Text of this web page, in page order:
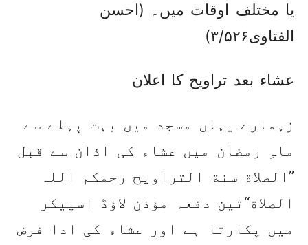
یا مختلف اوقات میں۔ (احسن
الفتاوی۳/۵۲۶)
عشاء بعد تراویح کا اعلان
زہمارے یہاں مسجد میں بہت پہلے سے
ماہِ رمضان میں عشاء کی اذان سے قبل
’’الصلاة سنة التراویح رحمکم اللہ
الصلاة‘‘تین دفعہ مؤذن لاؤڈ اسپیکر
میں پکارتا ہے اور عشاء کی ادا فرض